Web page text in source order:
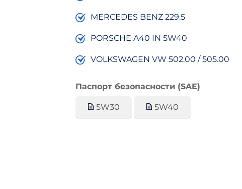
MERCEDES BENZ 229.5
PORSCHE A40 IN 5W40
VOLKSWAGEN VW 502.00 / 505.00
Паспорт безопасности (SAE)
5W30 5W40